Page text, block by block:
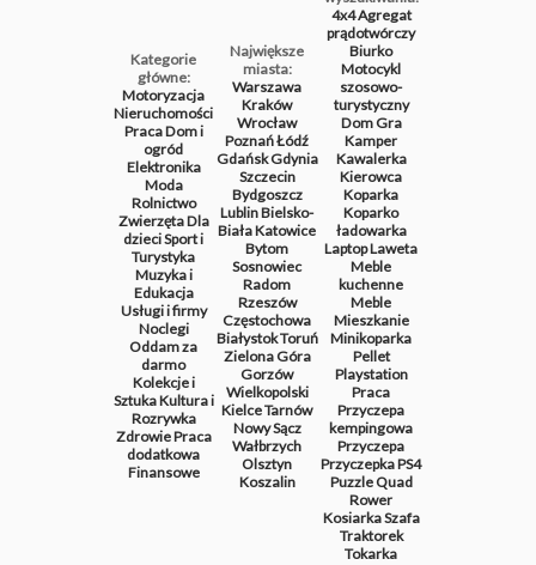
Kategorie
główne:
Motoryzacja
Nieruchomości
PracaDom i
ogród
Elektronika
Moda
Rolnictwo
ZwierzętaDla
dzieciSport i
Turystyka
Muzyka i
Edukacja
Usługi i firmy
Noclegi
Oddam za
darmo
Kolekcje i
SztukaKultura i
Rozrywka
ZdrowiePraca
dodatkowa
Finansowe
Największe
miasta:
Warszawa
Kraków
Wrocław
PoznańŁódź
GdańskGdynia
Szczecin
Bydgoszcz
LublinBielsko-
BiałaKatowice
Bytom
Sosnowiec
Radom
Rzeszów
Częstochowa
BiałystokToruń
Zielona Góra
Gorzów
Wielkopolski
KielceTarnów
Nowy Sącz
Wałbrzych
Olsztyn
Koszalin
4x4Agregat
prądotwórczy
Biurko
Motocykl
szosowo-
turystyczny
DomGra
Kamper
Kawalerka
Kierowca
Koparka
Koparko
ładowarka
LaptopLaweta
Meble
kuchenne
Meble
Mieszkanie
Minikoparka
Pellet
Playstation
Praca
Przyczepa
kempingowa
Przyczepa
PrzyczepkaPS4
PuzzleQuad
Rower
KosiarkaSzafa
Traktorek
Tokarka